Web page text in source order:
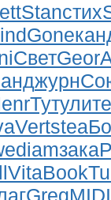
Stanстих
Gone
СветGeor
журн
Тутулите
Vertstea
diamзака
VitaBook
GregMIDI